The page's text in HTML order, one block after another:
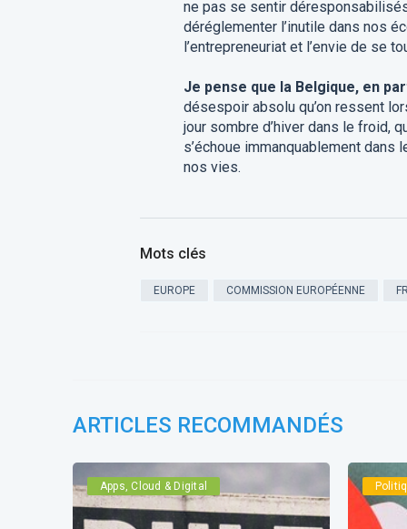
ne pas se sentir
déréglementer l’inutile dans nos
l’entrepreneuriat et l’envie de se
Je pense que la Belgique, en
désespoir absolu qu’on ressent
jour sombre d’hiver dans le froid,
s’échoue immanquablement
nos vies.
Mots clés
EUROPE COMMISSION EUROPÉENNE
ARTICLES RECOMMANDÉS
Apps, Cloud & Digital